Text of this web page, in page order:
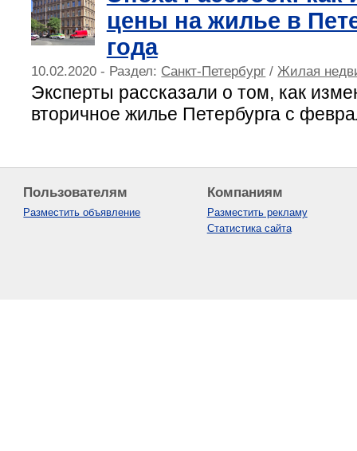
цены на жилье в
года
10.02.2020 - Раздел: Санкт-Петербург /Жилая
Эксперты рассказали о том, как
вторичное жилье Петербурга с
Пользователям
Разместить объявление
Компаниям
Разместить рекламу
Статистика сайта